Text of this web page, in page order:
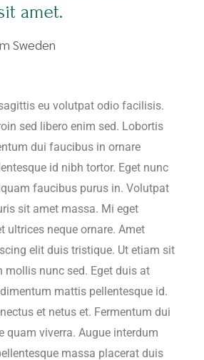
amet.
Sweden
eu volutpat odio facilisis.
sed libero enim sed. Lobortis
dui faucibus in ornare
id nibh tortor. Eget nunc
faucibus purus in. Volutpat
sit amet massa. Mi eget
ultrices neque ornare. Amet
elit duis tristique. Ut etiam sit
mollis nunc sed. Eget duis at
mattis pellentesque id.
et netus et. Fermentum dui
quam viverra. Augue interdum
massa placerat duis